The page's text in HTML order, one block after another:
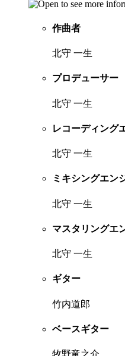
作曲者
北守 一生
プロデューサー
北守 一生
レコーディング
北守 一生
ミキシングエン
北守 一生
マスタリングエ
北守 一生
ギター
竹内道郎
ベースギター